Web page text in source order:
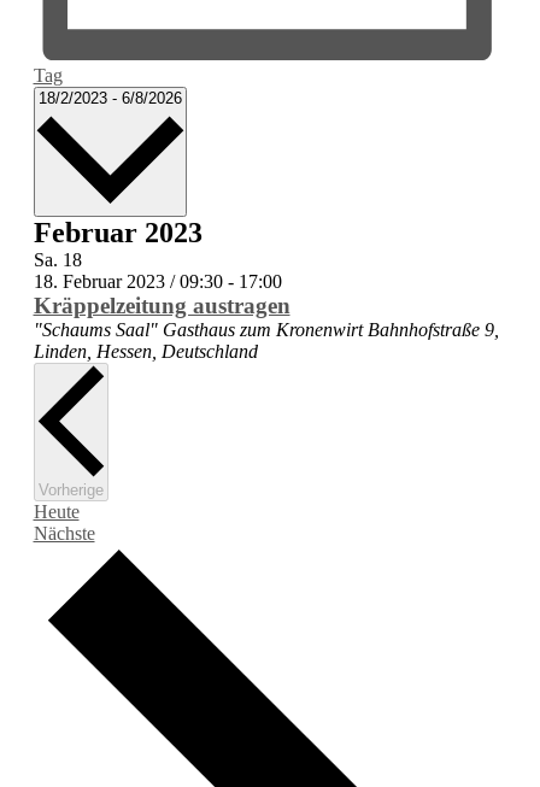
Tag
18/2/2023 - 6/8/2026 Datum
Februar 2023
Sa. 18
18. Februar 2023 / 09:30- 17:00
Kräppelzeitung austragen
"Schaums Saal" Gasthaus zum Kronenwirt Bahnhofstraße 9,
Linden, Hessen, Deutschland
VorherigeVeranstaltungen
Heute
NächsteVeranstaltungen